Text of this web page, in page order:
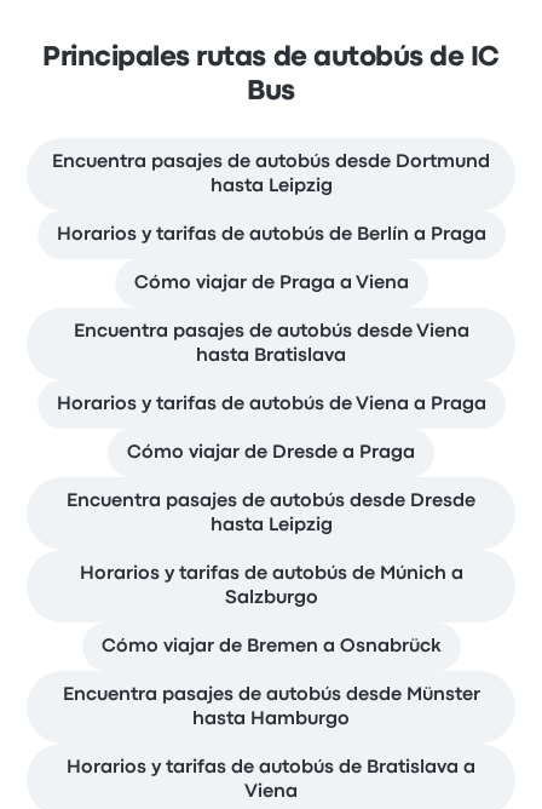
Principales rutas de autobús de IC
Bus
Encuentra pasajes de autobús desde Dortmund
hasta Leipzig
Horarios y tarifas de autobús de Berlín a Praga
Cómo viajar de Praga a Viena
Encuentra pasajes de autobús desde Viena
hasta Bratislava
Horarios y tarifas de autobús de Viena a Praga
Cómo viajar de Dresde a Praga
Encuentra pasajes de autobús desde Dresde
hasta Leipzig
Horarios y tarifas de autobús de Múnich a
Salzburgo
Cómo viajar de Bremen a Osnabrück
Encuentra pasajes de autobús desde Münster
hasta Hamburgo
Horarios y tarifas de autobús de Bratislava a
Viena